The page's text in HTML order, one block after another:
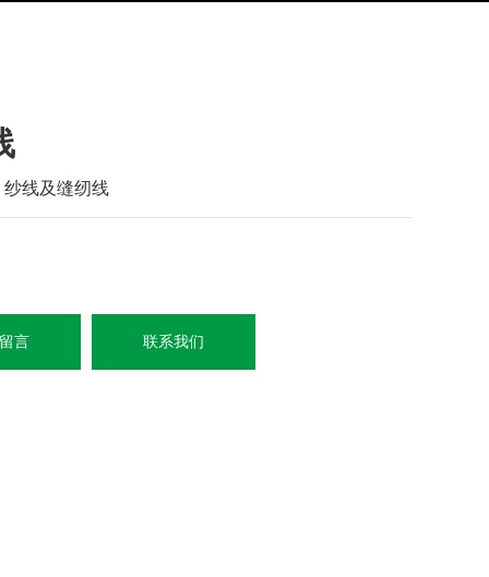
纱线及缝纫线
言 联系我们